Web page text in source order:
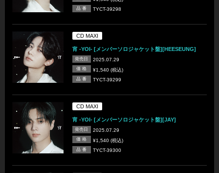
品 番 TYCT-39298
CD MAXI
宵 -YOI- [メンバーソロジャケット盤][HEESEUNG]
発売日 2025.07.29
価 格 ¥1,540 (税込)
品 番 TYCT-39299
CD MAXI
宵 -YOI- [メンバーソロジャケット盤][JAY]
発売日 2025.07.29
価 格 ¥1,540 (税込)
品 番 TYCT-39300